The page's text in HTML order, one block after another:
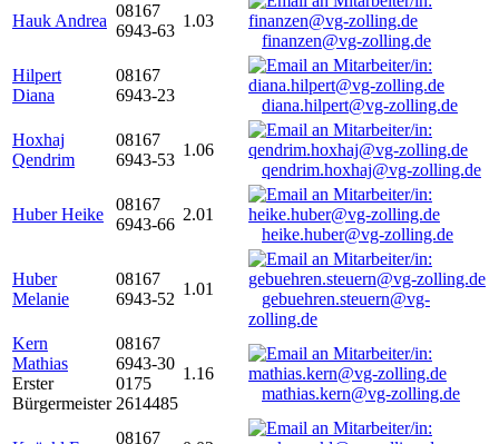
Hauk Andrea
08167
6943-63
1.03
finanzen@vg-zolling.de
Hilpert
Diana
08167
6943-23
diana.hilpert@vg-zolling.de
Hoxhaj
Qendrim
08167
6943-53
1.06
qendrim.hoxhaj@vg-zolling.de
Huber Heike
08167
6943-66
2.01
heike.huber@vg-zolling.de
Huber
Melanie
08167
6943-52
1.01
gebuehren.steuern@vg-
zolling.de
Kern
Mathias
Erster
Bürgermeister
08167
6943-30
0175
2614485
1.16
mathias.kern@vg-zolling.de
08167